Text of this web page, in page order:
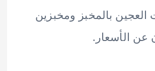
بالمخبز ومخبزين